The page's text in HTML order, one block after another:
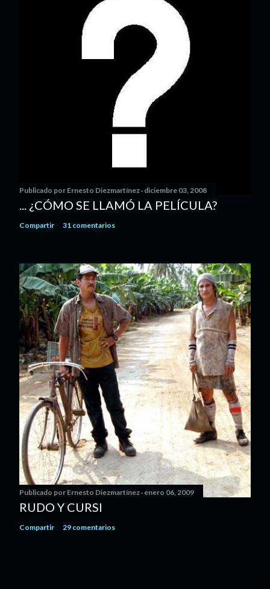
Publicado por Ernesto Diezmartínez diciembre 03, 2008
... ¿CÓMO SE LLAMÓ LA PELÍCULA?
Compartir 31 comentarios
Publicado por Ernesto Diezmartínez enero 06, 2009
RUDO Y CURSI
Compartir 29 comentarios